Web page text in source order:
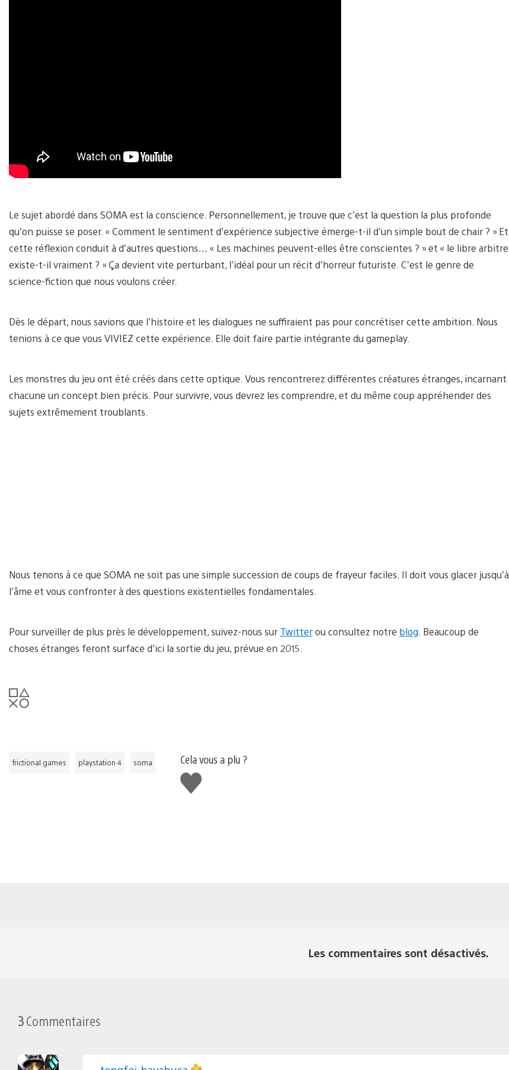
Le sujet abordé dans SOMA est la conscience. Personnellement, je trouve que c’est la question la plus profonde
qu’on puisse se poser. « Comment le sentiment d’expérience subjective émerge-t-il d’un simple bout de chair ? » Et
cette réflexion conduit à d’autres questions… « Les machines peuvent-elles être conscientes ? » et « le libre arbitre
existe-t-il vraiment ? » Ça devient vite perturbant, l’idéal pour un récit d’horreur futuriste. C’est le genre de
science-fiction que nous voulons créer.
Dès le départ, nous savions que l’histoire et les dialogues ne suffiraient pas pour concrétiser cette ambition. Nous
tenions à ce que vous VIVIEZ cette expérience. Elle doit faire partie intégrante du gameplay.
Les monstres du jeu ont été créés dans cette optique. Vous rencontrerez différentes créatures étranges, incarnant
chacune un concept bien précis. Pour survivre, vous devrez les comprendre, et du même coup appréhender des
sujets extrêmement troublants.
Nous tenons à ce que SOMA ne soit pas une simple succession de coups de frayeur faciles. Il doit vous glacer jusqu’à
l’âme et vous confronter à des questions existentielles fondamentales.
Pour surveiller de plus près le développement, suivez-nous sur Twitterou consultez notre blog . Beaucoup de
choses étranges feront surface d’ici la sortie du jeu, prévue en 2015.
frictional games playstation 4 soma
Cela vous a plu ?
J'aime
Les commentaires sont désactivés.
3Commentaires